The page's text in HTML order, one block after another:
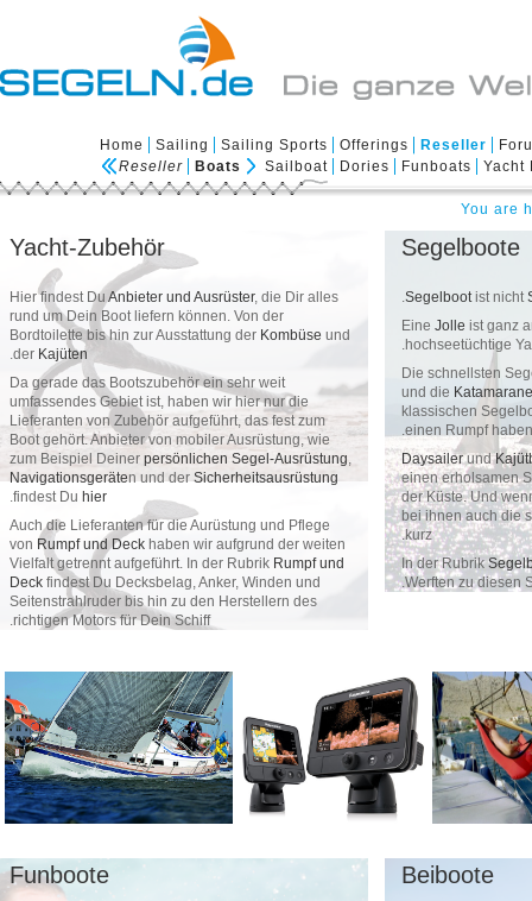
Home Sailing Sailing Sports Offerings
Reseller
Boats Sailboat Dories Funboats
Segelboot
.
EineJolleist
Die
und die
klassischen
einen
Daysailer
einen
der Küste.
bei ihnen
kurz.
In der
Werften zu
Yacht-Zubehör
Hier findest DuAnbieter und Ausrüster, die Dir alles
rund um Dein Boot liefern können. Von der
Bordtoilette bis hin zur Ausstattung derKombüse
derKajüten
.
Da gerade das Bootszubehör ein sehr weit
umfassendes Gebiet ist, haben wir hier nur die
Lieferanten von Zubehör aufgeführt, das fest zum
Boot gehört. Anbieter von mobiler Ausrüstung, wie
zum Beispiel Deiner persönlichen Segel-Ausrüstung,
Navigationsgeräten und derSicherheitsausrüstung
findest Du
Auch die Lieferanten für die Aurüstung und Pflege
vonRumpf und Deck haben wir aufgrund der weiten
Vielfalt getrennt aufgeführt. In der RubrikRumpf und
Deck findest Du Decksbelag, Anker, Winden und
Seitenstrahlruder bis hin zu den Herstellern des
richtigen Motors für Dein Schiff.
Funboote